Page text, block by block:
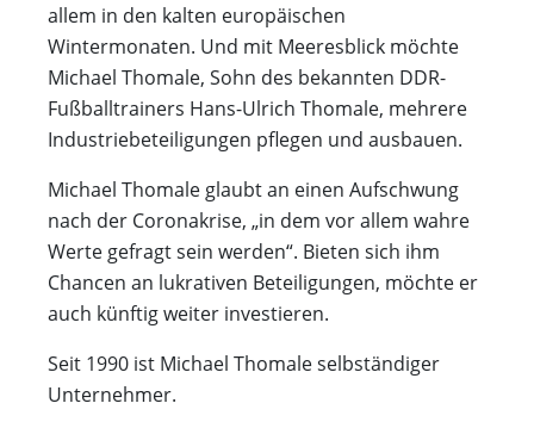
allem in den kalten europäischen
Wintermonaten. Und mit Meeresblick möchte
Michael Thomale, Sohn des bekannten DDR-
Fußballtrainers Hans-Ulrich Thomale, mehrere
Industriebeteiligungen pflegen und ausbauen.
Michael Thomale glaubt an einen Aufschwung
nach der Coronakrise, „in dem vor allem wahre
Werte gefragt sein werden“. Bieten sich ihm
Chancen an lukrativen Beteiligungen, möchte er
auch künftig weiter investieren.
Seit 1990 ist Michael Thomale selbständiger
Unternehmer.